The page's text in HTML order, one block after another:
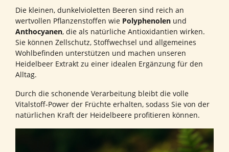
Die kleinen, dunkelvioletten Beeren sind reich an
wertvollen Pflanzenstoffen wie Polyphenolen und
Anthocyanen, die als natürliche Antioxidantien wirken.
Sie können Zellschutz, Stoffwechsel und allgemeines
Wohlbefinden unterstützen und machen unseren
Heidelbeer Extrakt zu einer idealen Ergänzung für den
Alltag.
Durch die schonende Verarbeitung bleibt die volle
Vitalstoff-Power der Früchte erhalten, sodass Sie von der
natürlichen Kraft der Heidelbeere profitieren können.